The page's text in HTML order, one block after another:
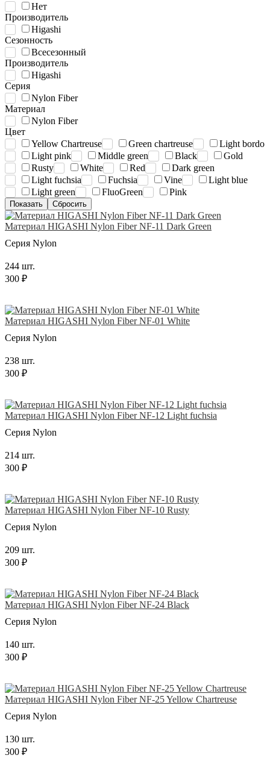
Нет
Производитель
Higashi
Сезонность
Всесезонный
Производитель
Higashi
Серия
Nylon Fiber
Материал
Nylon Fiber
Цвет
Yellow Chartreuse
Green chartreuse
Light bordo
Light pink
Middle green Black
Gold
Rusty
White Red
Dark green
Light fuchsia
Fuchsia Vine
Light blue
Light green
FluoGreen Pink
Материал HIGASHI Nylon Fiber NF-11 Dark Green
Серия Nylon
244 шт.
300 ₽
Материал HIGASHI Nylon Fiber NF-01 White
Серия Nylon
238 шт.
300 ₽
Материал HIGASHI Nylon Fiber NF-12 Light fuchsia
Серия Nylon
214 шт.
300 ₽
Материал HIGASHI Nylon Fiber NF-10 Rusty
Серия Nylon
209 шт.
300 ₽
Материал HIGASHI Nylon Fiber NF-24 Black
Серия Nylon
140 шт.
300 ₽
Материал HIGASHI Nylon Fiber NF-25 Yellow Chartreuse
Серия Nylon
130 шт.
300 ₽